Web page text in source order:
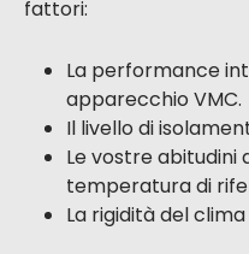
ricambio d’aria.
Risparmi sulle
La conseguenza
dispersioni termiche è
consumo energetico
Riutilizzando le calorie